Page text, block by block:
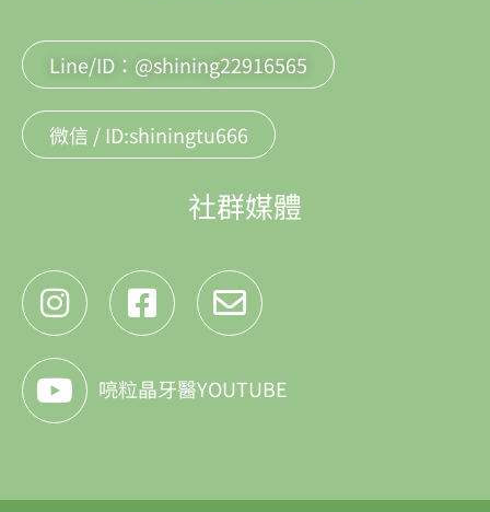
Line/ID：@shining22916565
微信 / ID:shiningtu666
社群媒體
喨粒晶牙醫YOUTUBE